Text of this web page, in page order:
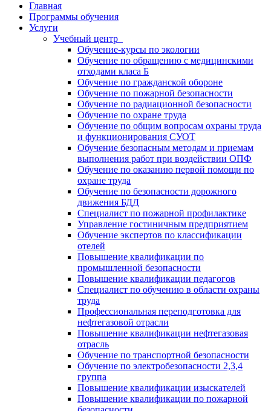
Главная
Программы обучения
Услуги
Учебный центр
Обучение-курсы по экологии
Обучение по обращению с медицинскими
отходами класа Б
Обучение по гражданской обороне
Обучение по пожарной безопасности
Обучение по радиационной безопасности
Обучение по охране труда
Обучение по общим вопросам охраны труда
и функционирования СУОТ
Обучение безопасным методам и приемам
выполнения работ при воздействии ОПФ
Обучение по оказанию первой помощи по
охране труда
Обучение по безопасности дорожного
движения БДД
Специалист по пожарной профилактике
Управление гостиничным предприятием
Обучение экспертов по классификации
отелей
Повышение квалификации по
промышленной безопасности
Повышение квалификации педагогов
Специалист по обучению в области охраны
труда
Профессиональная переподготовка для
нефтегазовой отрасли
Повышение квалификации нефтегазовая
отрасль
Обучение по транспортной безопасности
Обучение по электробезопасности 2,3,4
группа
Повышение квалификации изыскателей
Повышение квалификации по пожарной